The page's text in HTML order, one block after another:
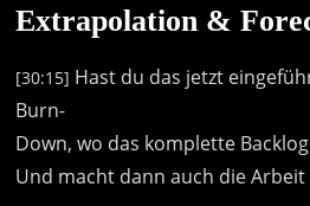
Extrapolation &
[30:15] Hast du das jetzt
Burn-
Down, wo das komplette Backlog
Und macht dann auch die Arbeit